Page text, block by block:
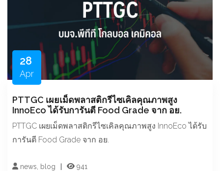
28
Apr
PTTGC เผยเม็ดพลาสติกรีไซเคิลคุณภาพสูง
InnoEco ได้รับการันตี Food Grade จาก อย.
PTTGC เผยเม็ดพลาสติกรีไซเคิลคุณภาพสูง InnoEco ได้รับ
การันตี Food Grade จาก อย.
news, blog 941